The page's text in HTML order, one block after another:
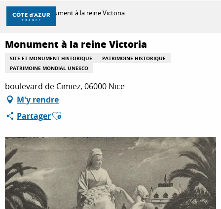
Aller
contenu
principal
DÉCOUVRIR
À FAIRE
SÉJOURNER
Accueil Monument à la reine Victoria
Monument à la reine Victoria
SITE ET MONUMENT HISTORIQUE
PATRIMOINE HISTORIQUE
PATRIMOINE MONDIAL UNESCO
boulevard de Cimiez, 06000 Nice
M'y rendre
PartagerAjouter aux favoris